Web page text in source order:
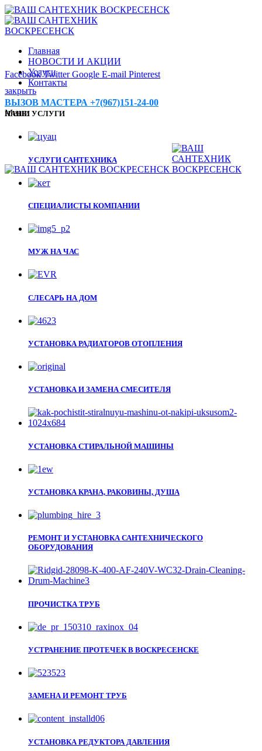
Главная
НОВОСТИ И АКЦИИ
Услуги
Контакты
ВЫЗОВ МАСТЕРА +7(967)151-24-00
Меню
Facebook Twitter Google E-mail Pinterest
закрыть
НАШИ УСЛУГИ
УСЛУГИ САНТЕХНИКА
СПЕЦИАЛИСТЫ КОМПАНИИ
МУЖ НА ЧАС
СЛЕСАРЬ НА ДОМ
УСТАНОВКА РАДИАТОРОВ ОТОПЛЕНИЯ
УСТАНОВКА И ЗАМЕНА СМЕСИТЕЛЯ
УСТАНОВКА СТИРАЛЬНОЙ МАШИНЫ
УСТАНОВКА КРАНА, РАКОВИНЫ, ДУША
РЕМОНТ И УСТАНОВКА САНТЕХНИЧЕСКОГО
ОБОРУДОВАНИЯ
ПРОЧИСТКА ТРУБ
УСТРАНЕНИЕ ПРОТЕЧЕК В ВОСКРЕСЕНСКЕ
ЗАМЕНА И РЕМОНТ ТРУБ
УСТАНОВКА РЕДУКТОРА ДАВЛЕНИЯ